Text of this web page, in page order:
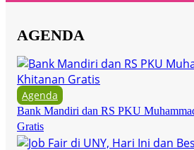
AGENDA
Agenda
Bank Mandiri dan RS PKU
Gratis